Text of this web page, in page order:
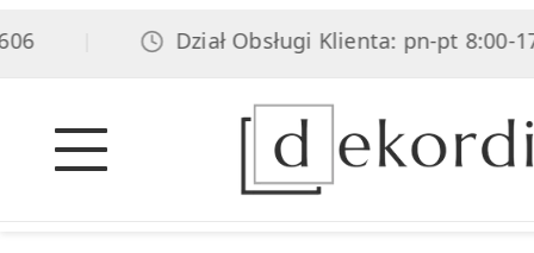
Dział Obsługi Klienta: pn-pt 8:00-